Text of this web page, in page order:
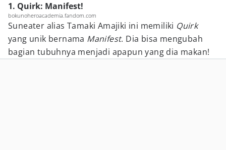
1. Quirk: Manifest!
bokunoheroacademia.fandom.com
Suneater alias Tamaki Amajiki ini memiliki Quirk
yang unik bernama Manifest. Dia bisa mengubah
bagian tubuhnya menjadi apapun yang dia makan!